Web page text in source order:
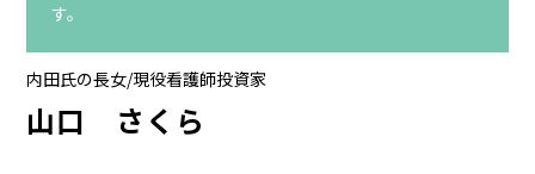
す。
内田氏の長女/現役看護師投資家
山口 さくら